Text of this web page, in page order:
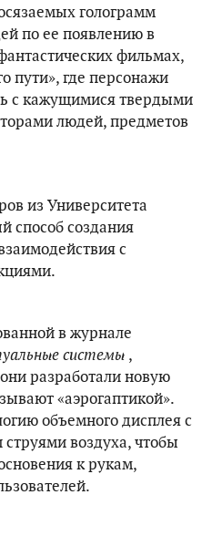
голограмм
по ее появлению в
фильмах,
пути», где персонажи
с кажущимися твердыми
людей, предметов
из Университета
способ создания
с
в журнале
системы ,
разработали новую
«аэрогаптикой».
объемного дисплея с
воздуха, чтобы
к рукам,